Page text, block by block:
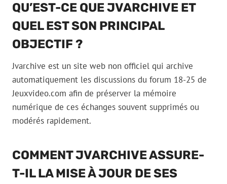
QU’EST-CE QUE JVARCHIVE ET
QUEL EST SON PRINCIPAL
OBJECTIF ?
Jvarchive est un site web non officiel qui archive
automatiquement les discussions du forum 18-25 de
Jeuxvideo.com afin de préserver la mémoire
numérique de ces échanges souvent supprimés ou
modérés rapidement.
COMMENT JVARCHIVE ASSURE-
T-IL LA MISE À JOUR DE SES